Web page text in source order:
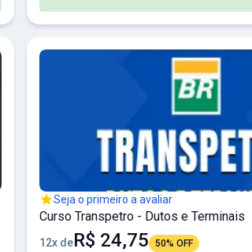
Seja o primeiro a avaliar
Curso Transpetro - Dutos e Terminais
12x deR$ 24,75 50% OFF